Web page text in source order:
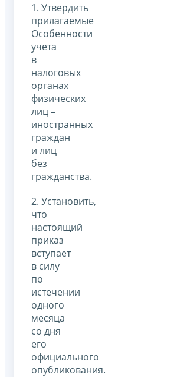
1. Утвердить
прилагаемые
Особенности
учета
в
налоговых
органах
физических
лиц –
иностранных
граждан
и лиц
без
гражданства.
2. Установить,
что
настоящий
приказ
вступает
в силу
по
истечении
одного
месяца
со дня
его
официального
опубликования.